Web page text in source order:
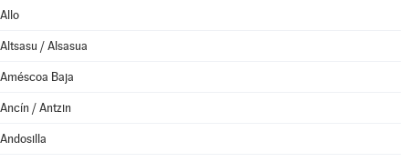
Allo
Altsasu / Alsasua
Améscoa Baja
Ancín / Antzin
Andosilla